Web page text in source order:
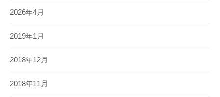
2026年4月
2019年1月
2018年12月
2018年11月